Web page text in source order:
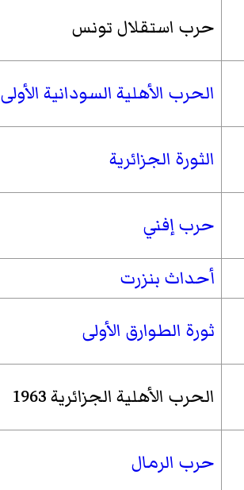
حرب استقلال تونس
الحرب الأهلية السودانية الأولى
الثورة الجزائرية
حرب إفني
أحداث بنزرت
ثورة الطوارق الأولى
الحرب الأهلية الجزائرية 1963
حرب الرمال